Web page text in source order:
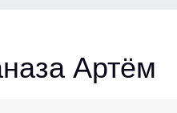
Артём